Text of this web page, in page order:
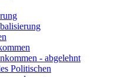
- abgelehnt
Politischen